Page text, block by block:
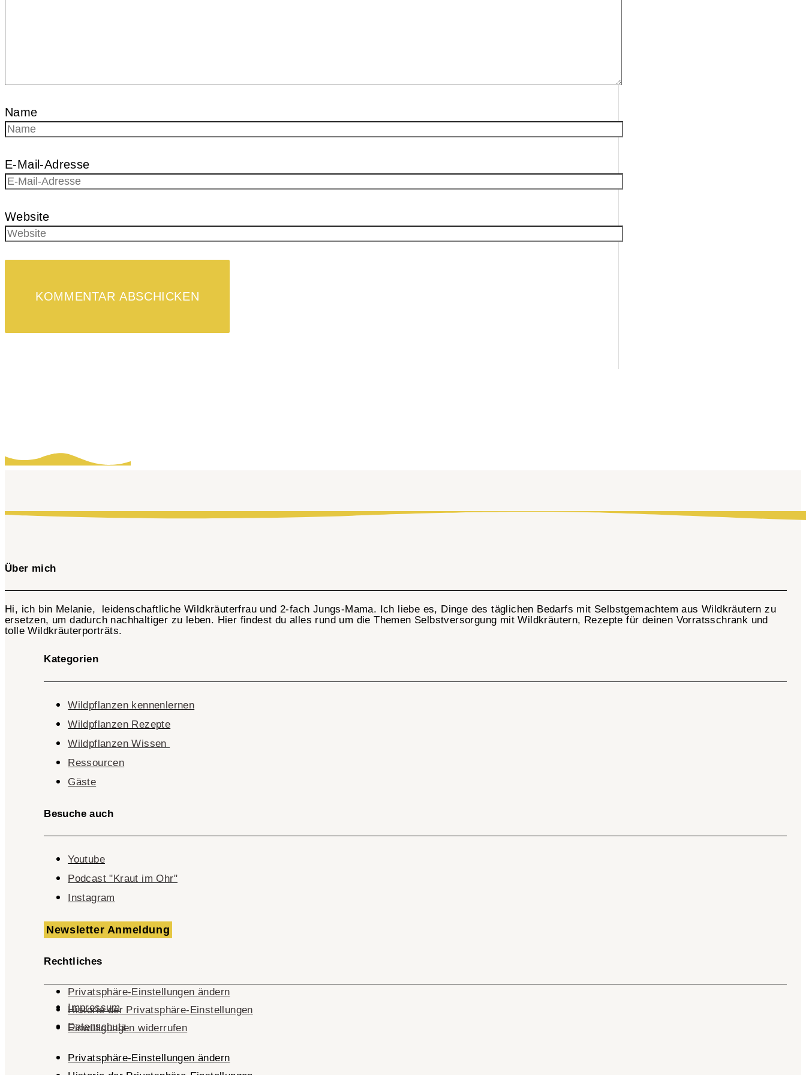
Name
E-Mail-Adresse
Website
Über mich
Hi, ich bin Melanie, leidenschaftliche Wildkräuterfrau und 2-fach Jungs-Mama. Ich liebe es, Dinge des täglichen Bedarfs mit Selbstgemachtem aus Wildkräutern zu
ersetzen, um dadurch nachhaltiger zu leben. Hier findest du alles rund um die Themen Selbstversorgung mit Wildkräutern, Rezepte für deinen Vorratsschrank und
tolle Wildkräuterporträts.
Kategorien
Wildpflanzen kennenlernen
Wildpflanzen Rezepte
Wildpflanzen Wissen ​
Ressourcen
Gäste
Besuche auch
Youtube
Podcast "Kraut im Ohr"
Instagram
Newsletter Anmeldung
Rechtliches
Impressum
Datenschutz
Privatsphäre-Einstellungen ändern
Historie der Privatsphäre-Einstellungen
Einwilligungen widerrufen
Privatsphäre-Einstellungen ändern